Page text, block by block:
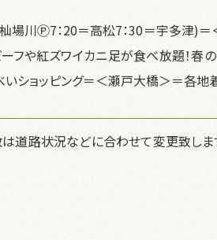
場川Ⓟ7：20＝高松7：30＝宇多津)
ーフや紅ズワイカニ足が食べ放題！
いショッピング＝＜瀬戸大橋＞＝各地
道路状況などに合わせて変更致し